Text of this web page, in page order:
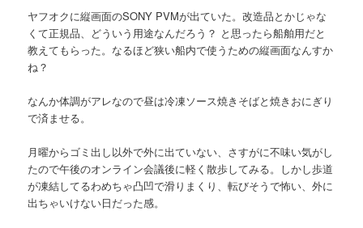
ヤフオクに縦画面のSONY PVMが出ていた。改造品とかじゃな
くて正規品、どういう用途なんだろう？ と思ったら船舶用だと
教えてもらった。なるほど狭い船内で使うための縦画面なんすか
ね？
なんか体調がアレなので昼は冷凍ソース焼きそばと焼きおにぎり
で済ませる。
月曜からゴミ出し以外で外に出ていない、さすがに不味い気がし
たので午後のオンライン会議後に軽く散歩してみる。しかし歩道
が凍結してるわめちゃ凸凹で滑りまくり、転びそうで怖い、外に
出ちゃいけない日だった感。